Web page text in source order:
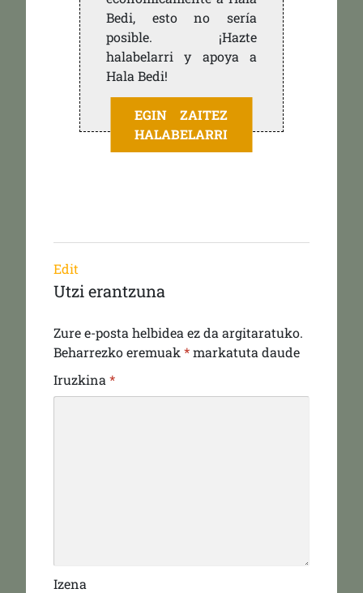
Bedi, esto no sería
posible. ¡Hazte
halabelarri y apoya a
Hala Bedi!
EGIN ZAITEZ
HALABELARRI
Edit
Utzi erantzuna
Zure e-posta helbidea ez da argitaratuko.
Beharrezko eremuak *markatuta daude
Iruzkina *
Izena